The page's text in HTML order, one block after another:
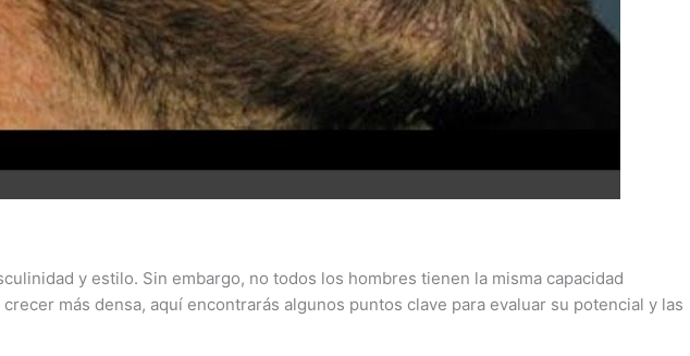
y estilo. Sin embargo, no todos los hombres tienen la misma capacidad
más densa, aquí encontrarás algunos puntos clave para evaluar su potencial y las